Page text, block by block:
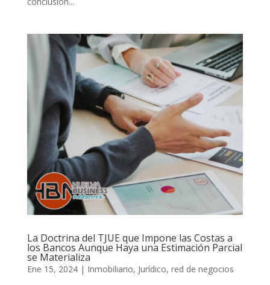
La Doctrina del TJUE que Impone las Costas a
los Bancos Aunque Haya una Estimación Parcial
se Materializa
Ene 15, 2024| Inmobiliario, Jurídico, red de negocios